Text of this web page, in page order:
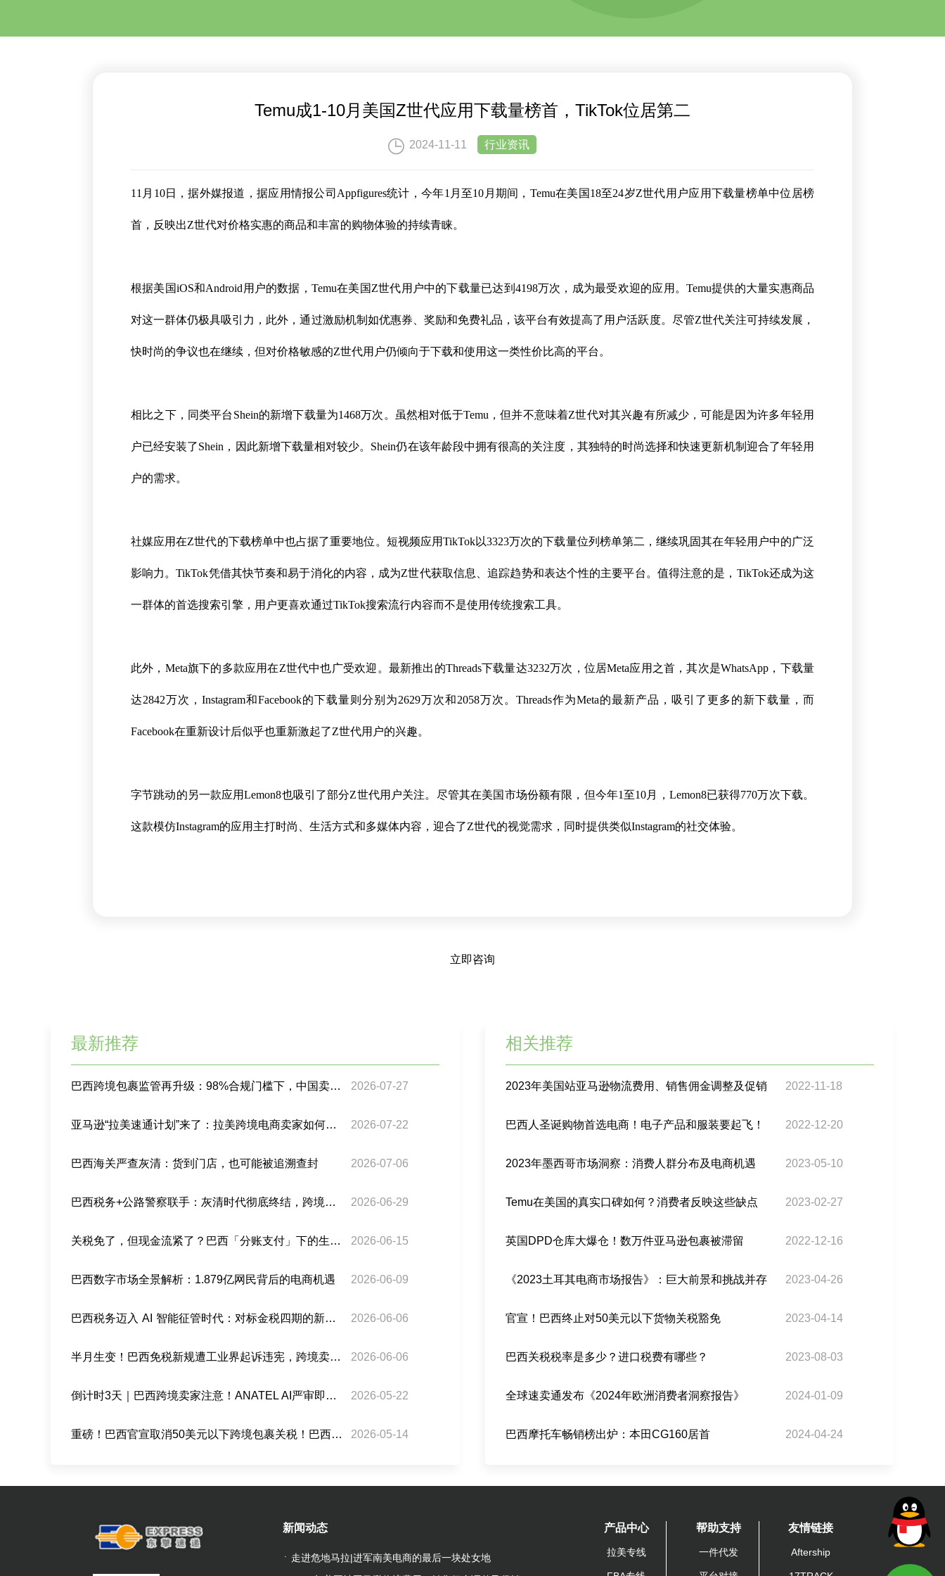
Temu成1-10月美国Z世代应用下载量榜首，TikTok位居第二
2024-11-11 行业资讯
11月10日，据外媒报道，据应用情报公司Appfigures统计，今年1月至10月期间，Temu在美国18至24岁Z世代用户应用下载量榜单中位居榜
首，反映出Z世代对价格实惠的商品和丰富的购物体验的持续青睐。
根据美国iOS和Android用户的数据，Temu在美国Z世代用户中的下载量已达到4198万次，成为最受欢迎的应用。Temu提供的大量实惠商品
对这一群体仍极具吸引力，此外，通过激励机制如优惠券、奖励和免费礼品，该平台有效提高了用户活跃度。尽管Z世代关注可持续发展，
快时尚的争议也在继续，但对价格敏感的Z世代用户仍倾向于下载和使用这一类性价比高的平台。
相比之下，同类平台Shein的新增下载量为1468万次。虽然相对低于Temu，但并不意味着Z世代对其兴趣有所减少，可能是因为许多年轻用
户已经安装了Shein，因此新增下载量相对较少。Shein仍在该年龄段中拥有很高的关注度，其独特的时尚选择和快速更新机制迎合了年轻用
户的需求。
社媒应用在Z世代的下载榜单中也占据了重要地位。短视频应用TikTok以3323万次的下载量位列榜单第二，继续巩固其在年轻用户中的广泛
影响力。TikTok凭借其快节奏和易于消化的内容，成为Z世代获取信息、追踪趋势和表达个性的主要平台。值得注意的是，TikTok还成为这
一群体的首选搜索引擎，用户更喜欢通过TikTok搜索流行内容而不是使用传统搜索工具。
此外，Meta旗下的多款应用在Z世代中也广受欢迎。最新推出的Threads下载量达3232万次，位居Meta应用之首，其次是WhatsApp，下载量
达2842万次，Instagram和Facebook的下载量则分别为2629万次和2058万次。Threads作为Meta的最新产品，吸引了更多的新下载量，而
Facebook在重新设计后似乎也重新激起了Z世代用户的兴趣。
字节跳动的另一款应用Lemon8也吸引了部分Z世代用户关注。尽管其在美国市场份额有限，但今年1至10月，Lemon8已获得770万次下载。
这款模仿Instagram的应用主打时尚、生活方式和多媒体内容，迎合了Z世代的视觉需求，同时提供类似Instagram的社交体验。
立即咨询
相关推荐
2023年美国站亚马逊物流费用、销售佣金调整及促销 2022-11-18
巴西人圣诞购物首选电商！电子产品和服装要起飞！ 2022-12-20
2023年墨西哥市场洞察：消费人群分布及电商机遇 2023-05-10
Temu在美国的真实口碑如何？消费者反映这些缺点 2023-02-27
英国DPD仓库大爆仓！数万件亚马逊包裹被滞留 2022-12-16
《2023土耳其电商市场报告》：巨大前景和挑战并存 2023-04-26
官宣！巴西终止对50美元以下货物关税豁免 2023-04-14
巴西关税税率是多少？进口税费有哪些？ 2023-08-03
全球速卖通发布《2024年欧洲消费者洞察报告》 2024-01-09
巴西摩托车畅销榜出炉：本田CG160居首 2024-04-24
最新推荐
巴西跨境包裹监管再升级：98%合规门槛下，中国卖家要注意什么？ 2026-07-27
亚马逊“拉美速通计划”来了：拉美跨境电商卖家如何接住这波增长？ 2026-07-22
巴西海关严查灰清：货到门店，也可能被追溯查封 2026-07-06
巴西税务+公路警察联手：灰清时代彻底终结，跨境卖家如何守住利润 2026-06-29
关税免了，但现金流紧了？巴西「分账支付」下的生存指南 2026-06-15
巴西数字市场全景解析：1.879亿网民背后的电商机遇 2026-06-09
巴西税务迈入 AI 智能征管时代：对标金税四期的新型税控模式解析！ 2026-06-06
半月生变！巴西免税新规遭工业界起诉违宪，跨境卖家如何稳住利润？ 2026-06-06
倒计时3天｜巴西跨境卖家注意！ANATEL AI严审即将启动，如何避免货物被卡？ 2026-05-22
重磅！巴西官宣取消50美元以下跨境包裹关税！巴西跨境卖家或迎来大利好 2026-05-14
新闻动态
走进危地马拉|进军南美电商的最后一块处女地
产品中心
拉美专线
帮助支持
一件代发
友情链接
Aftership